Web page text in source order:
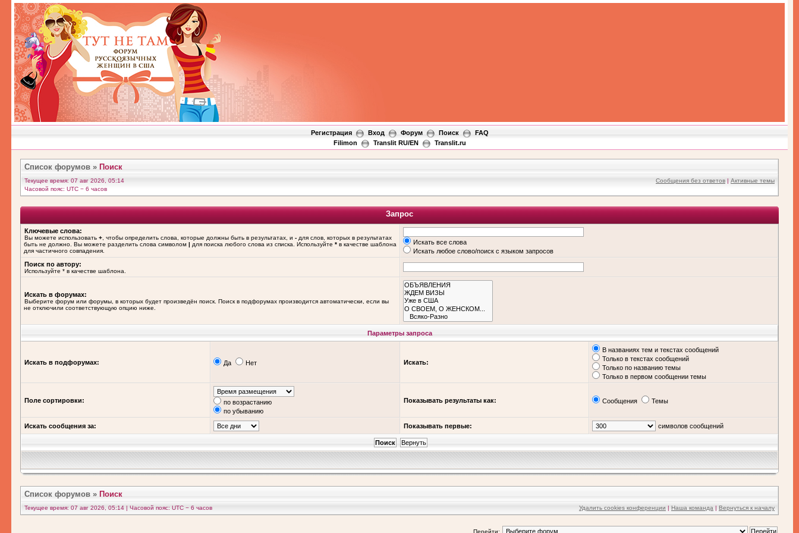
Регистрация Вход Форум Поиск
FAQ
Filimon
Translit RU/EN Translit.ru
Список форумов » Поиск
Текущее время: 07 авг 2026, 05:14
Часовой пояс: UTC − 6 часов
Сообщения без ответов | Активные темы
Запрос
Ключевые слова:
Вы можете использовать + , чтобы определить слова, которые должны быть в результатах, и - для слов, которых в результатах
быть не должно. Вы можете разделить слова символом | для поиска любого слова из списка. Используйте * в качестве шаблона
для частичного совпадения.
Искать все слова
Искать любое слово/поиск с языком запросов
Поиск по автору:
Используйте * в качестве шаблона.
Искать в форумах:
Выберите форум или форумы, в которых будет произведён поиск. Поиск в подфорумах производится автоматически, если вы
не отключили соответствующую опцию ниже.
Параметры запроса
Искать в подфорумах: Да Нет Искать:
В названиях тем и текстах сообщений
Только в текстах сообщений
Только по названию темы
Только в первом сообщении темы
Поле сортировки:
по возрастанию
по убыванию
Показывать результаты как: Сообщения Темы
Искать сообщения за: Показывать первые: символов сообщений
Список форумов » Поиск
Текущее время: 07 авг 2026, 05:14 | Часовой пояс: UTC − 6 часов Удалить cookies конференции | Наша команда | Вернуться к началу
Перейти: